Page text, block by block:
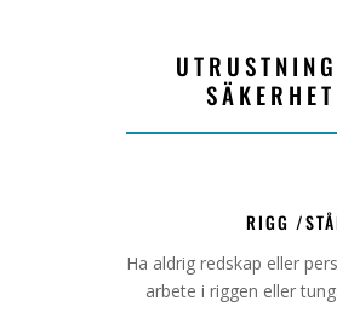
SÄKERHET
RIGG /
Ha aldrig redskap eller
arbete i riggen eller